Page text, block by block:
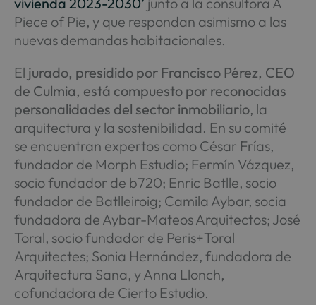
Piece of Pie, y que respondan asimismo a las
nuevas demandas habitacionales.
El jurado, presidido por Francisco Pérez, CEO
de Culmia, está compuesto por reconocidas
personalidades del sector inmobiliario, la
arquitectura y la sostenibilidad. En su comité
se encuentran expertos como César Frías,
fundador de Morph Estudio; Fermín Vázquez,
socio fundador de b720; Enric Batlle, socio
fundador de Batlleiroig; Camila Aybar, socia
fundadora de Aybar-Mateos Arquitectos; José
Toral, socio fundador de Peris+Toral
Arquitectes; Sonia Hernández, fundadora de
Arquitectura Sana, y Anna Llonch,
cofundadora de Cierto Estudio.